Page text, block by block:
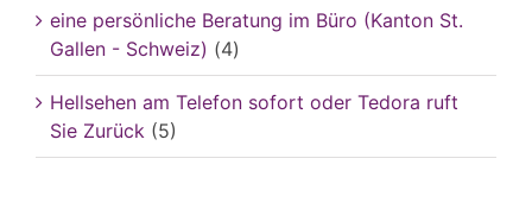
eine persönliche Beratung im Büro (Kanton St.
Gallen - Schweiz) (4)
Hellsehen am Telefon sofort oder Tedora ruft
Sie Zurück (5)